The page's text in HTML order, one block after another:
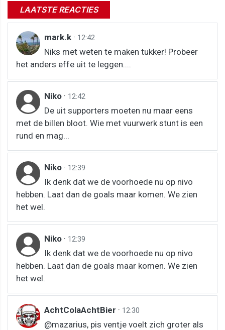
LAATSTE REACTIES
mark.k · 12:42
Niks met weten te maken tukker! Probeer
het anders effe uit te leggen....
Niko · 12:42
De uit supporters moeten nu maar eens
met de billen bloot. Wie met vuurwerk stunt is een
rund en mag...
Niko · 12:39
Ik denk dat we de voorhoede nu op nivo
hebben. Laat dan de goals maar komen. We zien
het wel.
Niko · 12:39
Ik denk dat we de voorhoede nu op nivo
hebben. Laat dan de goals maar komen. We zien
het wel.
AchtColaAchtBier · 12:30
@mazarius, pis ventje voelt zich groter als